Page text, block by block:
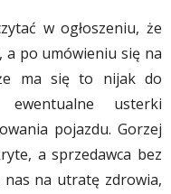
w ogłoszeniu, że
a po umówieniu się na
ma się to nijak do
ewentualne usterki
pojazdu. Gorzej
a sprzedawca bez
nas na utratę zdrowia,